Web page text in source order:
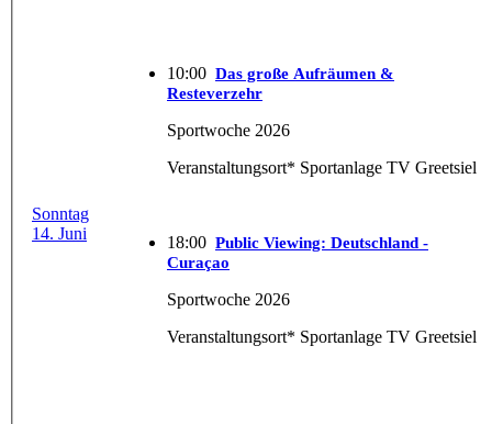
Sonntag
14. Juni
10:00 Das große Aufräumen &
Resteverzehr
Sportwoche 2026
Veranstaltungsort* Sportanlage TV Greetsiel
18:00 Public Viewing: Deutschland -
Curaçao
Sportwoche 2026
Veranstaltungsort* Sportanlage TV Greetsiel